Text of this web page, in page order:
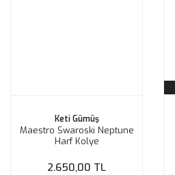
Keti Gümüş
Maestro Swaroski Neptune
Harf Kolye
2.650,00 TL